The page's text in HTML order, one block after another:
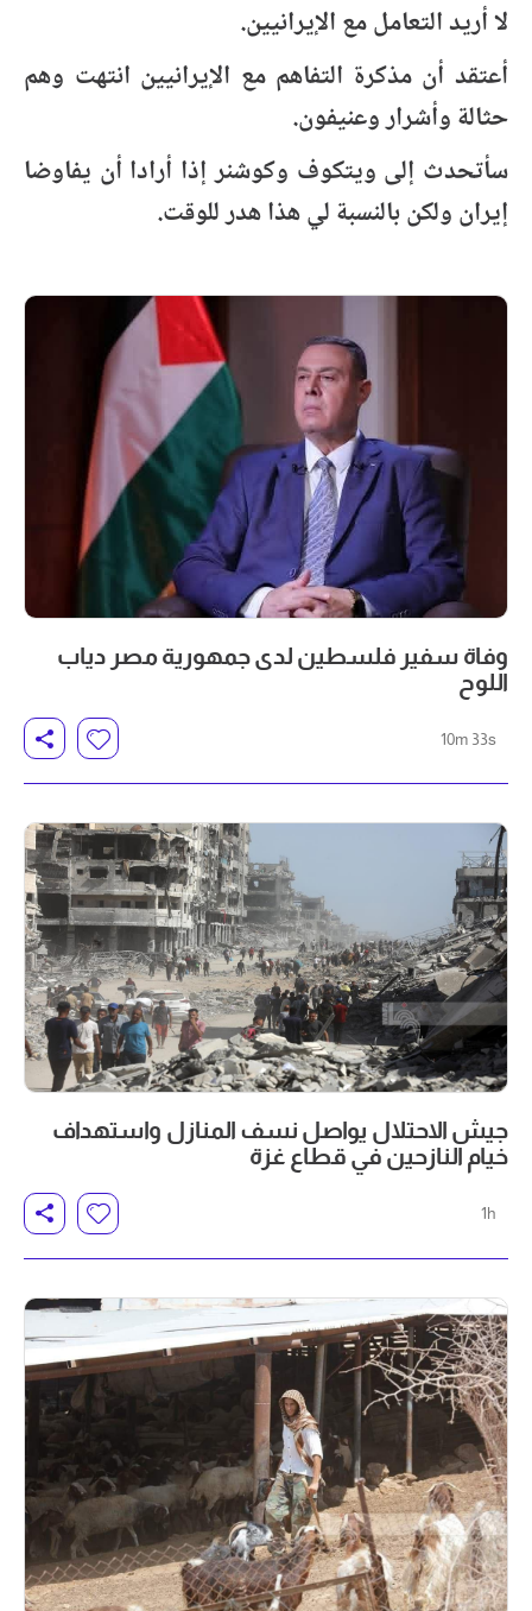
لا أريد التعامل مع الإيرانيين.
أعتقد أن مذكرة التفاهم مع الإيرانيين انتهت وهم
حثالة وأشرار وعنيفون.
سأتحدث إلى ويتكوف وكوشنر إذا أرادا أن يفاوضا
إيران ولكن بالنسبة لي هذا هدر للوقت.
وفاة سفير فلسطين لدى جمهورية مصر دياب
اللوح
10m 33s
جيش الاحتلال يواصل نسف المنازل واستهداف
خيام النازحين في قطاع غزة
1h